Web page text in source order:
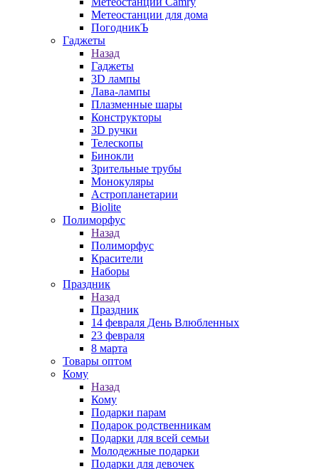
Метеостанции для дома
ПогодникЪ
Гаджеты
Назад
Гаджеты
3D лампы
Лава-лампы
Плазменные шары
Конструкторы
3D ручки
Телескопы
Бинокли
Зрительные трубы
Монокуляры
Астропланетарии
Biolite
Полиморфус
Назад
Полиморфус
Красители
Наборы
Праздник
Назад
Праздник
14 февраля День Влюбленных
23 февраля
8 марта
Товары оптом
Кому
Назад
Кому
Подарки парам
Подарок родственникам
Подарки для всей семьи
Молодежные подарки
Подарки для девочек